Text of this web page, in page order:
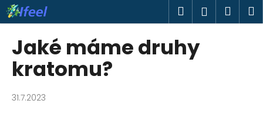
Přejít
na
Hledat
Jaké máme druhy
kratomu?
31.7.2023
K
o
C
o
p